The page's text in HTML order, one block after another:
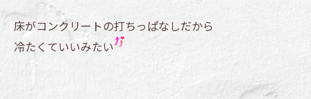
床がコンクリートの打ちっぱなしだから
冷たくていいみたい